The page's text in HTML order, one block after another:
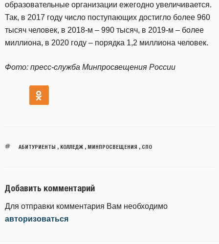
образовательные организации ежегодно увеличивается.
Так, в 2017 году число поступающих достигло более 960
тысяч человек, в 2018-м – 990 тысяч, в 2019-м – более
миллиона, в 2020 году – порядка 1,2 миллиона человек.
Фото: пресс-служба Минпросвещения России
АБИТУРИЕНТЫ , КОЛЛЕДЖ, МИНПРОСВЕЩЕНИЯ , СПО
Добавить комментарий
Для отправки комментария Вам необходимо
авторизоваться